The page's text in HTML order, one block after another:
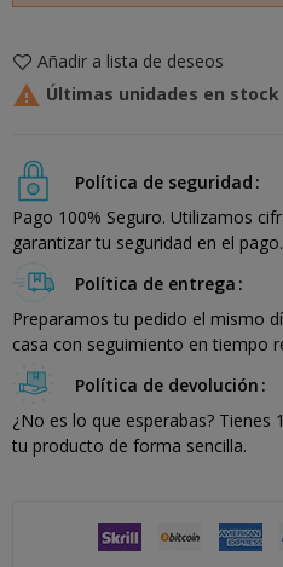
Añadir a lista de deseos
 Últimas unidades en stock
Política de seguridad
Pago 100% Seguro. Utilizamos
garantizar tu seguridad en el pago.
Política de entrega
Preparamos tu pedido el mismo
casa con seguimiento en tiempo
Política de devolución
¿No es lo que esperabas? Tienes
tu producto de forma sencilla.